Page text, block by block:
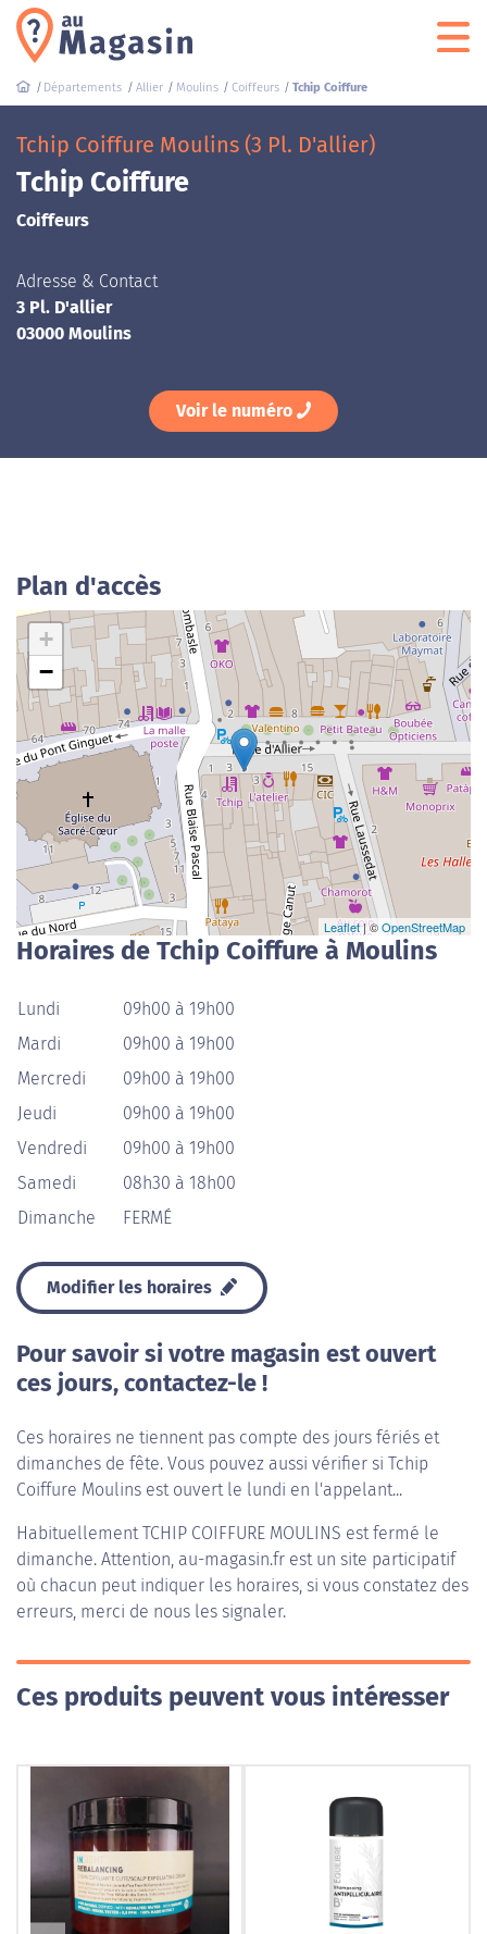
Départements Allier Moulins Coiffeurs Tchip Coiffure
Tchip Coiffure Moulins (3 Pl. D'allier)
Tchip Coiffure
Coiffeurs
Adresse & Contact
3 Pl. D'allier
03000 Moulins
Voir le numéro
Plan d'accès
+
−
Leaflet| ©OpenStreetMap
Horaires de Tchip Coiffure à Moulins
Lundi
09h00 à 19h00
Mardi
09h00 à 19h00
Mercredi
09h00 à 19h00
Jeudi
09h00 à 19h00
Vendredi
09h00 à 19h00
Samedi
08h30 à 18h00
Dimanche
FERMÉ
Modifier les horaires
Pour savoir si votre magasin est ouvert
ces jours, contactez-le !
Ces horaires ne tiennent pas compte des jours fériés et
dimanches de fête. Vous pouvez aussi vérifier si Tchip
Coiffure Moulins est ouvert le lundi en l'appelant...
HabituellementTCHIP COIFFURE MOULINS est fermé le
dimanche. Attention, au-magasin.fr est un site participatif
où chacun peut indiquer les horaires, si vous constatez des
erreurs, merci de nous les signaler.
Ces produits peuvent vous intéresser